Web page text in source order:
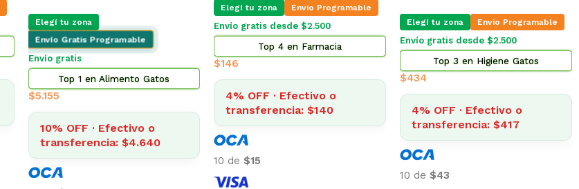
Elegí tu zona
Envío gratis desde $2.500
Top 3 en Farmacia
4% OFF · Efectivo o
transferencia: $309
10 de$32
Kg Mas Juguete De Goma Modelos
Varios
Elegí tu zona
Top 5 en Alimento Perros
$3.238 $3.088
4% OFF · Efectivo o
transferencia: $2.964
Elegí tu zona
Envío Gratis Programable
Envío gratis
$3.185
4% OFF · Efectivo o
transferencia: $3.057
10 de $318